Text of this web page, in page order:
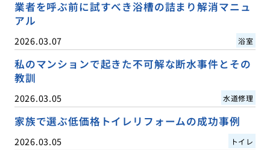
業者を呼ぶ前に試すべき浴槽の詰まり解消マニュ
アル
2026.03.07 浴室
私のマンションで起きた不可解な断水事件とその
教訓
2026.03.05 水道修理
家族で選ぶ低価格トイレリフォームの成功事例
2026.03.05 トイレ